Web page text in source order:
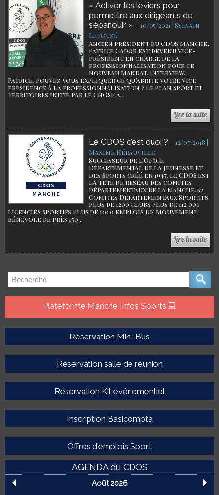
« Activer les leviers pour
permettre aux dirigeants de
s’épanouir » - 10/05/2021 | Sylvain
Letouzé
Ancien président du CDOS Manche,
Patrice Cador est devenu vice-
président en charge de la
professionnalisation pour ce
nouveau mandat. Interview.
Patrice, pouvez vous expliquer ce qu’abrite votre vice-
présidence à la professionnalisation ? Le Plan Sport et
Territoires initié par le CNOSF a...
Le CDOS c'est quoi ? - 12/07/2018 |
Maxime Hérauville
Successeur de l'Office
Départemental de la Jeunesse et
des Sports créé en 1947, le CDOS est
la tête de réseau des comités
départementaux de la Manche. 52
Comités Départementaux Sportifs
Plus de 1200 Clubs Plus de 112 000
licenciés sportifs Plus de 1000 emplois Un mouvement
bénévole de près 150...
Plateforme Manche Infos Sports 💻
Réservation Mini-Bus
Réservation salle de réunion
Réservation Kit événementiel
Inscription Basicompta
Offres d'emplois Sport
AGENDA du CDOS
Août 2026